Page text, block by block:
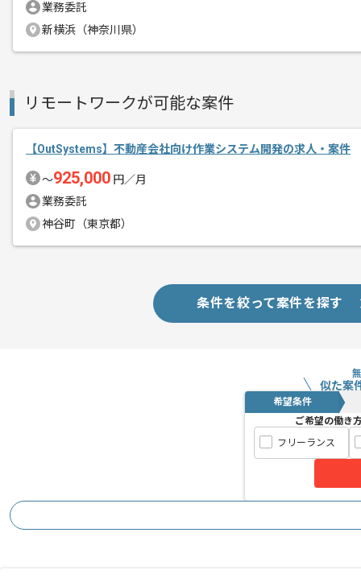
メント
今回はIT業界向けGoogleWorkspace構
業務委託
新横浜（神奈川県）
リモートワークが可能な案件
【OutSystems】不動産会社向け作業システム開発の求人・案件
〜925,000 円／月
業務委託
神谷町（東京都）
条件を絞って案件を探す
似た案
希望条件
ご希望の働き
フリーランス